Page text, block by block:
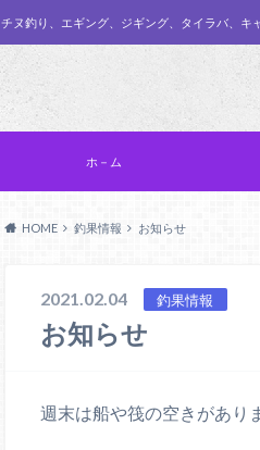
チヌ釣り、エギング、ジギング、タイラバ、
ホ－ム
HOME 釣果情報 お知らせ
2021.02.04 釣果情報
お知らせ
週末は船や筏の空きがあり